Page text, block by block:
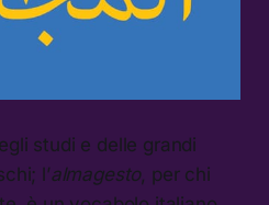
studi e delle grandi
l’almagesto, per chi